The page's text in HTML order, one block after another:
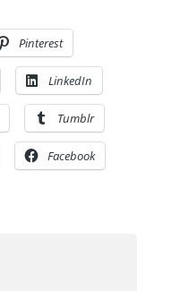
Pinterest
LinkedIn
Tumblr
Facebook